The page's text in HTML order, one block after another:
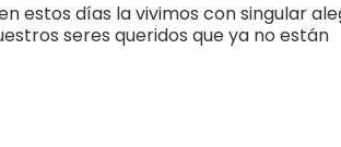
estos días la vivimos con singular
seres queridos que ya no están